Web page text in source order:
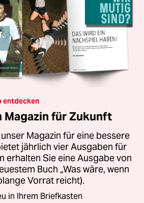
entdecken
Magazin für Zukunft
Magazin für eine bessere
jährlich vier Ausgaben für
erhalten Sie eine Ausgabe von
Buch „Was wäre, wenn
Vorrat reicht).
in Ihrem Briefkasten